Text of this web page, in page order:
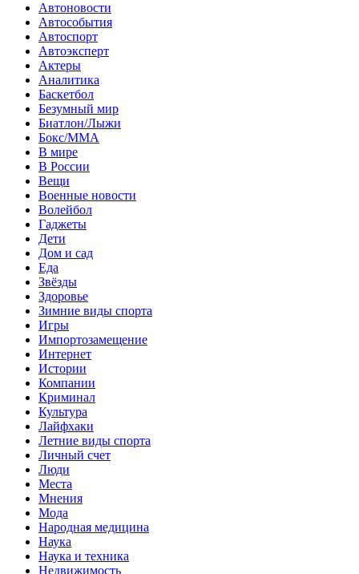
Автоновости
Автособытия
Автоспорт
Автоэксперт
Актеры
Аналитика
Баскетбол
Безумный мир
Биатлон/Лыжи
Бокс/MMA
В мире
В России
Вещи
Военные новости
Волейбол
Гаджеты
Дети
Дом и сад
Еда
Звёзды
Здоровье
Зимние виды спорта
Игры
Импортозамещение
Интернет
Истории
Компании
Криминал
Культура
Лайфхаки
Летние виды спорта
Личный счет
Люди
Места
Мнения
Мода
Народная медицина
Наука
Наука и техника
Недвижимость